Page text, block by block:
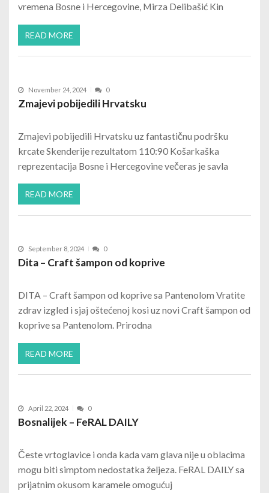
vremena Bosne i Hercegovine, Mirza Delibašić Kin
READ MORE
November 24, 2024 0
Zmajevi pobijedili Hrvatsku
Zmajevi pobijedili Hrvatsku uz fantastičnu podršku
krcate Skenderije rezultatom 110:90 Košarkaška
reprezentacija Bosne i Hercegovine večeras je savla
READ MORE
September 8, 2024 0
Dita – Craft šampon od koprive
DITA – Craft šampon od koprive sa Pantenolom Vratite
zdrav izgled i sjaj oštećenoj kosi uz novi Craft šampon od
koprive sa Pantenolom. Prirodna
READ MORE
April 22, 2024 0
Bosnalijek – FeRAL DAILY
Česte vrtoglavice i onda kada vam glava nije u oblacima
mogu biti simptom nedostatka željeza. FeRAL DAILY sa
prijatnim okusom karamele omogućuj